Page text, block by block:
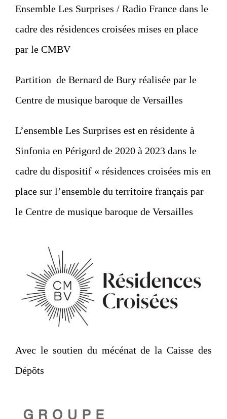
Ensemble Les Surprises / Radio France dans le
cadre des résidences croisées mises en place
par le CMBV
Partition de Bernard de Bury réalisée par le
Centre de musique baroque de Versailles
L’ensemble Les Surprises est en résidente à
Sinfonia en Périgord de 2020 à 2023 dans le
cadre du dispositif « résidences croisées mis en
place sur l’ensemble du territoire français par
le Centre de musique baroque de Versailles
Avec le soutien du mécénat de la Caisse des
Dépôts